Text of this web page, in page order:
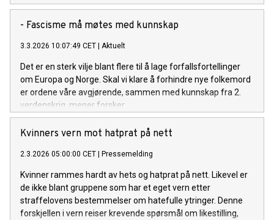
- Fascisme må møtes med kunnskap
3.3.2026 10:07:49 CET | Aktuelt
Det er en sterk vilje blant flere til å lage forfallsfortellinger
om Europa og Norge. Skal vi klare å forhindre nye folkemord
er ordene våre avgjørende, sammen med kunnskap fra 2.
verdenskrig, mener forsker.
Kvinners vern mot hatprat på nett
2.3.2026 05:00:00 CET | Pressemelding
Kvinner rammes hardt av hets og hatprat på nett. Likevel er
de ikke blant gruppene som har et eget vern etter
straffelovens bestemmelser om hatefulle ytringer. Denne
forskjellen i vern reiser krevende spørsmål om likestilling,